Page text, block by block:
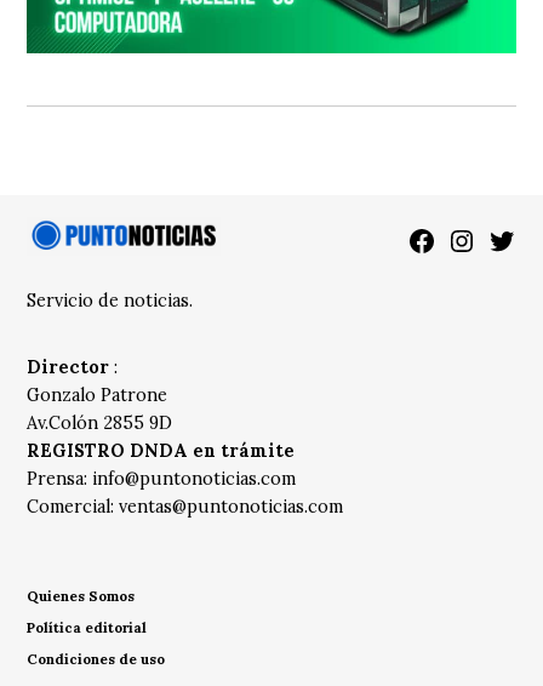
Facebook
Servicio de noticias.
Director :
Gonzalo Patrone
Av.Colón 2855 9D
REGISTRO DNDA en trámite
Prensa: info@puntonoticias.com
Comercial:ventas@puntonoticias.com
Quienes Somos
Política editorial
Condiciones de uso